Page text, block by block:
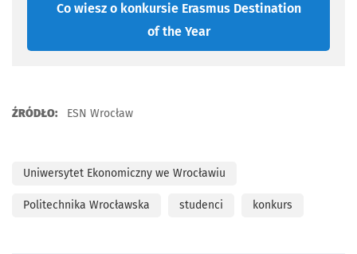
Co wiesz o konkursie Erasmus Destination
of the Year
ŹRÓDŁO: ESN Wrocław
Uniwersytet Ekonomiczny we Wrocławiu
Politechnika Wrocławska studenci konkurs